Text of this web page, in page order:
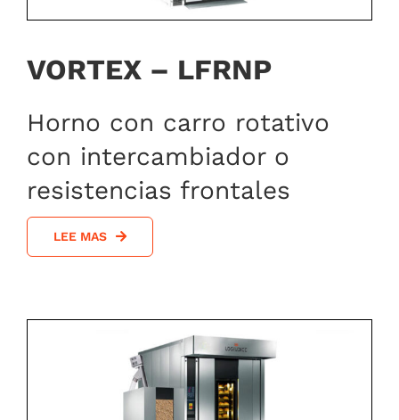
VORTEX – LFRNP
Horno con carro rotativo
con intercambiador o
resistencias frontales
LEE MAS